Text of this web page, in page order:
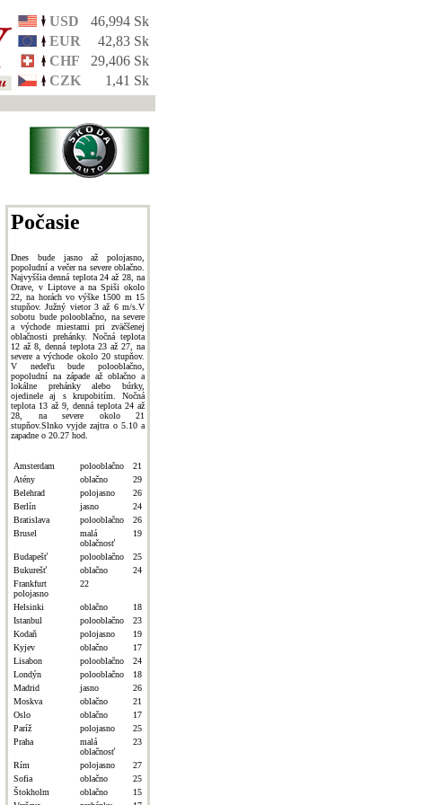
USD
46,994 Sk
EUR
42,83 Sk
CHF
29,406 Sk
CZK
1,41 Sk
Počasie
Dnes bude jasno až polojasno,
popoludní a večer na severe oblačno.
Najvyššia denná teplota 24 až 28, na
Orave, v Liptove a na Spiši okolo
22, na horách vo výške 1500 m 15
stupňov. Južný vietor 3 až 6 m/s.V
sobotu bude polooblačno, na severe
a východe miestami pri zväčšenej
oblačnosti prehánky. Nočná teplota
12 až 8, denná teplota 23 až 27, na
severe a východe okolo 20 stupňov.
V nedeľu bude polooblačno,
popoludní na západe až oblačno a
lokálne prehánky alebo búrky,
ojedinele aj s krupobitím. Nočná
teplota 13 až 9, denná teplota 24 až
28, na severe okolo 21
stupňov.Slnko vyjde zajtra o 5.10 a
zapadne o 20.27 hod.
Amsterdam polooblačno
21
Atény
oblačno
29
Belehrad
polojasno
26
Berlín
jasno
24
Bratislava
polooblačno
26
Brusel
malá
oblačnosť
19
Budapešť polooblačno
25
Bukurešť
oblačno
24
Frankfurt
polojasno
22
Helsinki oblačno
18
Istanbul
polooblačno
23
Kodaň
polojasno
19
Kyjev
oblačno
17
Lisabon
polooblačno
24
Londýn
polooblačno
18
Madrid
jasno
26
Moskva
oblačno
21
Oslo
oblačno
17
Paríž
polojasno
25
Praha
malá
oblačnosť
23
Rím polojasno
27
Sofia
oblačno
25
Štokholm
oblačno
15